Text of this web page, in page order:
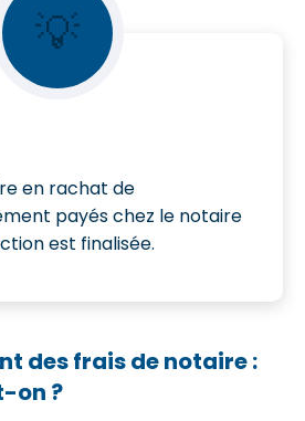
💡
en rachat de
payés chez le notaire
est finalisée.
des frais de notaire :
on ?